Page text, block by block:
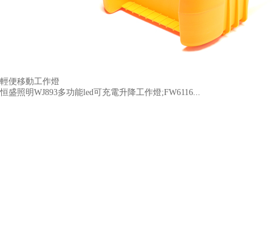
輕便移動工作燈
恒盛照明WJ893多功能led可充電升降工作燈;FW6116...